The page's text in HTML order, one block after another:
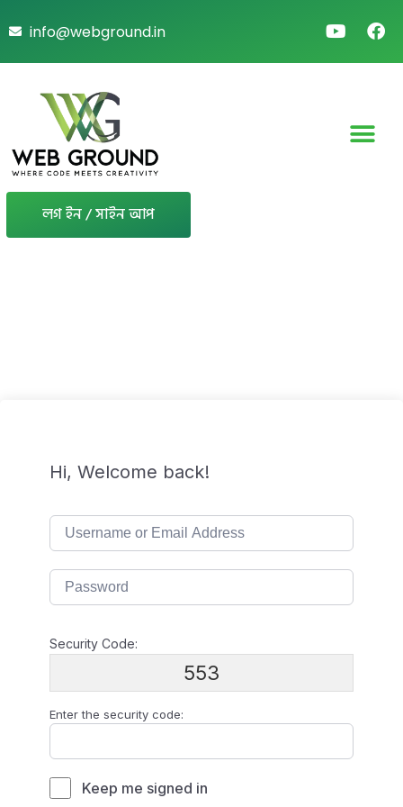
info@webground.in
লগ ইন / সাইন আপ
Hi, Welcome back!
Security Code:
553
Enter the security code:
Keep me signed in